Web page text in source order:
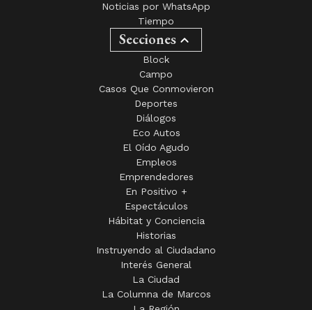
Noticias por WhatsApp
Tiempo
Secciones
Block
Campo
Casos Que Conmovieron
Deportes
Diálogos
Eco Autos
El Oído Agudo
Empleos
Emprendedores
En Positivo +
Espectáculos
Hábitat y Conciencia
Historias
Instruyendo al Ciudadano
Interés General
La Ciudad
La Columna de Marcos